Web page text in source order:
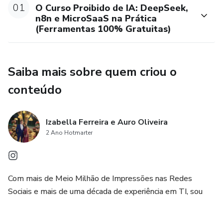
01
O Curso Proibido de IA: DeepSeek,
n8n e MicroSaaS na Prática
(Ferramentas 100% Gratuitas)
Saiba mais sobre quem criou o
conteúdo
Izabella Ferreira e Auro Oliveira
2 Ano Hotmarter
Com mais de Meio Milhão de Impressões nas Redes
Sociais e mais de uma década de experiência em TI, sou